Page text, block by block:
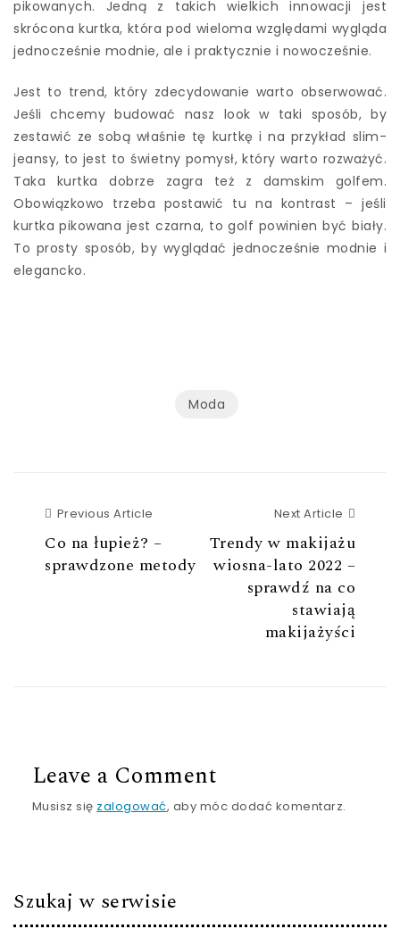
pikowanych. Jedną z takich wielkich innowacji jest
skrócona kurtka, która pod wieloma względami wygląda
jednocześnie modnie, ale i praktycznie i nowocześnie.
Jest to trend, który zdecydowanie warto obserwować.
Jeśli chcemy budować nasz look w taki sposób, by
zestawić ze sobą właśnie tę kurtkę i na przykład slim-
jeansy, to jest to świetny pomysł, który warto rozważyć.
Taka kurtka dobrze zagra też z damskim golfem.
Obowiązkowo trzeba postawić tu na kontrast – jeśli
kurtka pikowana jest czarna, to golf powinien być biały.
To prosty sposób, by wyglądać jednocześnie modnie i
elegancko.
Moda
Previous Article
Co na łupież? –
sprawdzone metody
Next Article
Trendy w makijażu
wiosna-lato 2022 –
sprawdź na co
stawiają
makijażyści
Leave a Comment
Musisz się zalogować, aby móc dodać komentarz.
Szukaj w serwisie